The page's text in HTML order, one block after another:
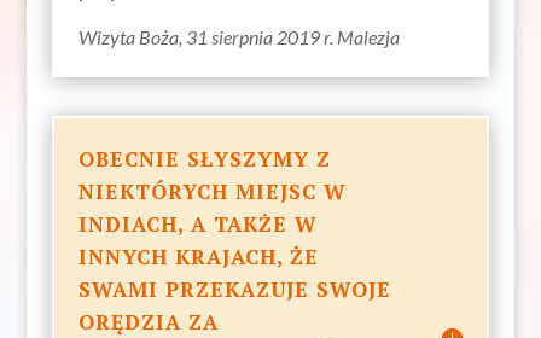
Wizyta Boża, 31 sierpnia 2019 r. Malezja
OBECNIE SŁYSZYMY Z
NIEKTÓRYCH MIEJSC W
INDIACH, A TAKŻE W
INNYCH KRAJACH, ŻE
SWAMI PRZEKAZUJE SWOJE
ORĘDZIA ZA